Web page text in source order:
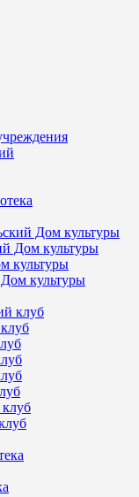
Дом культуры
Дом культуры
культуры
культуры
клуб
клуб